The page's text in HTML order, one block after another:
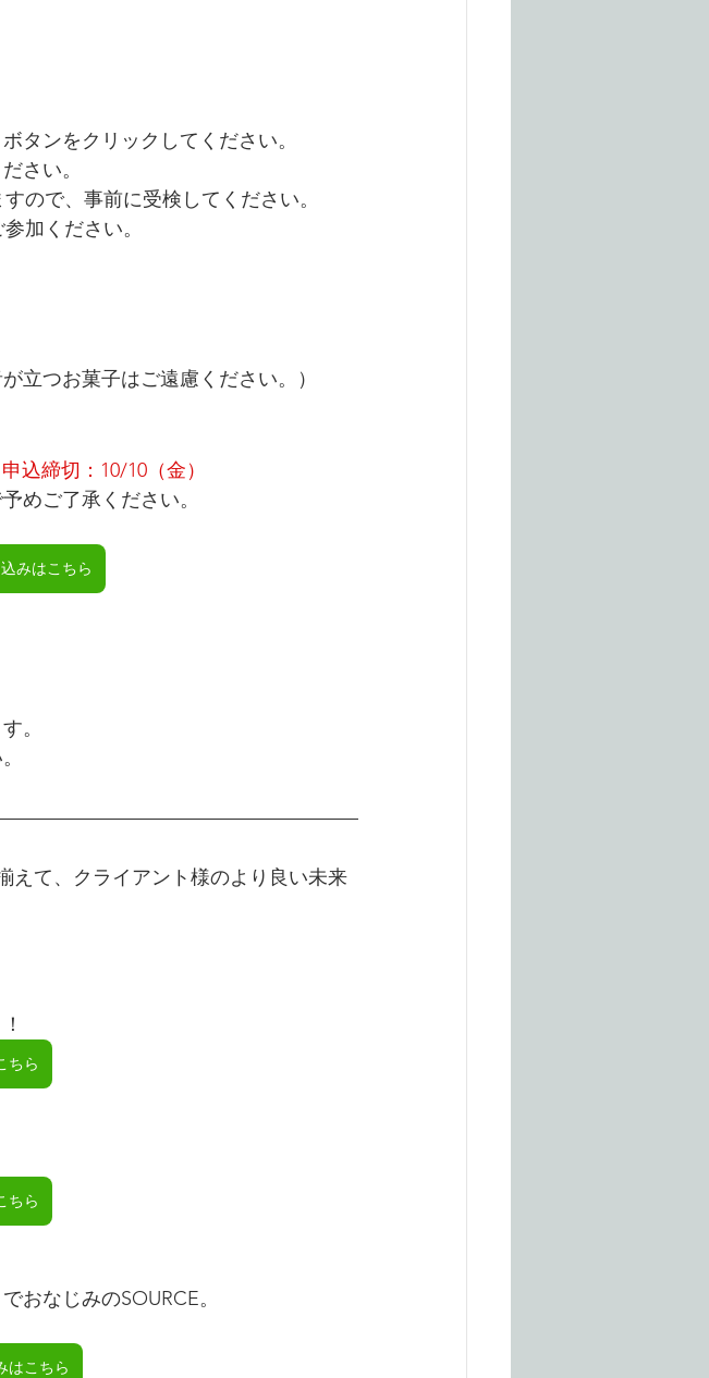
タンをクリックしてください。
さい。
ので、事前に受検してください。
加ください。
立つお菓子はご遠慮ください。）
申込締切：10/10（金）
めご了承ください。
みはこちら
。
えて、クライアント様のより良い未来
ちら
ちら
なじみのSOURCE。
はこちら